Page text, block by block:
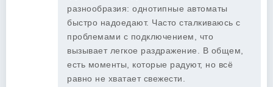
разнообразия: однотипные автоматы
быстро надоедают. Часто сталкиваюсь с
проблемами с подключением, что
вызывает легкое раздражение. В общем,
есть моменты, которые радуют, но всё
равно не хватает свежести.